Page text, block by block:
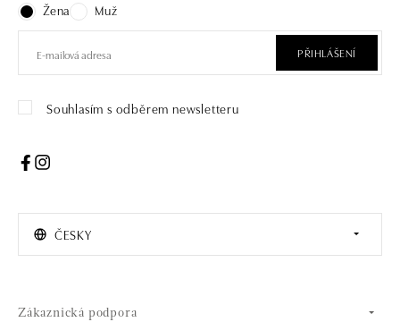
Žena
Muž
PŘIHLÁŠENÍ
Souhlasím s odběrem newsletteru
ČESKY
Zákaznická podpora